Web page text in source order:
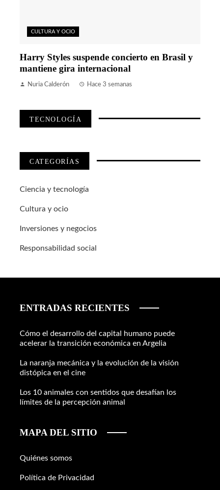
CULTURA Y OCIO
Harry Styles suspende concierto en Brasil y
mantiene gira internacional
Nuria Calderón Hace 3 semanas
TECNOLOGÍA
CATEGORÍAS
Ciencia y tecnología
Cultura y ocio
Inversiones y negocios
Responsabilidad social
ENTRADAS RECIENTES
Cómo el desarrollo del capital humano puede
acelerar la transición económica en Argelia
La naranja mecánica y la evolución de la visión
distópica en el cine
Los 10 animales con sentidos que desafían los
límites de la percepción animal
MAPA DEL SITIO
Quiénes somos
Política de Privacidad